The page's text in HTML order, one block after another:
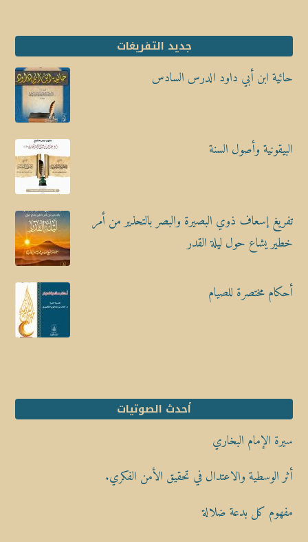
جديد التفريغات
حائية ابن أبي داود الدرس السادس
البيقونية وأصول السنة
تفريغ إسعاف ذوي البصيرة والبصر بالتحذير من أمر
خطير يشاع حول ليلة القدر
أحكام مختصرة للصيام
أحدث الصوتيات
سيرة الإمام البخاري
أثر الوسطية والاعتدال في تحقيق الأمن الفكري.
مفهوم كل بدعة ضلالة